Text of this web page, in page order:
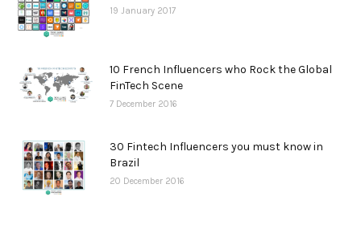
19 January 2017
10 French Influencers who Rock the Global
FinTech Scene
7 December 2016
30 Fintech Influencers you must know in
Brazil
20 December 2016